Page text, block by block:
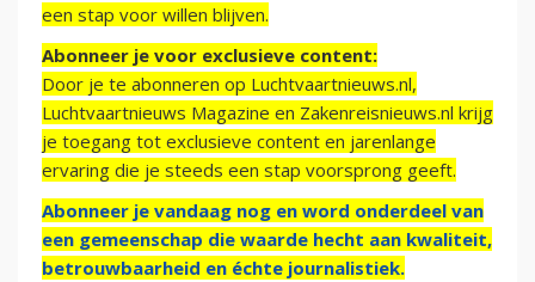
een stap voor willen blijven.
Abonneer je voor exclusieve content:
Door je te abonneren op Luchtvaartnieuws.nl,
Luchtvaartnieuws Magazine en Zakenreisnieuws.nl krijg
je toegang tot exclusieve content en jarenlange
ervaring die je steeds een stap voorsprong geeft.
Abonneer je vandaag nog en word onderdeel van
een gemeenschap die waarde hecht aan kwaliteit,
betrouwbaarheid en échte journalistiek.